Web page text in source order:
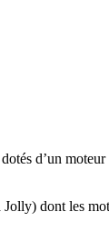
d’un
dont les